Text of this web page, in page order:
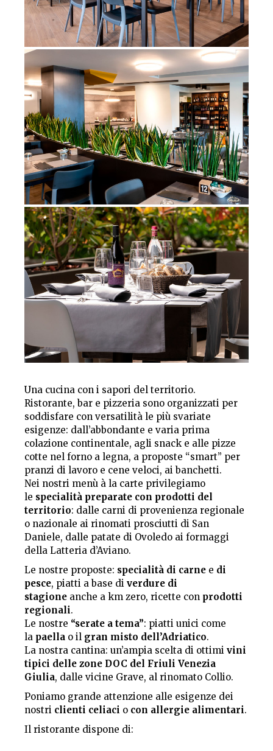
Una cucina con i sapori del territorio.
Ristorante, bar e pizzeria sono organizzati per
soddisfare con versatilità le più svariate
esigenze: dall’abbondante e varia prima
colazione continentale, agli snack e alle pizze
cotte nel forno a legna, a proposte “smart” per
pranzi di lavoro e cene veloci, ai banchetti.
Nei nostri menù à la carte privilegiamo
le specialità preparate con prodotti del
territorio: dalle carni di provenienza regionale
o nazionale ai rinomati prosciutti di San
Daniele, dalle patate di Ovoledo ai formaggi
della Latteria d’Aviano.
Le nostre proposte: specialità di carne e di
pesce, piatti a base di verdure di
stagione anche a km zero, ricette con prodotti
regionali.
Le nostre “serate a tema”: piatti unici come
la paella o il gran misto dell’Adriatico.
La nostra cantina: un’ampia scelta di ottimi vini
tipici delle zone DOC del Friuli Venezia
Giulia, dalle vicine Grave, al rinomato Collio.
Poniamo grande attenzione alle esigenze dei
nostri clienti celiaci o con allergie alimentari.
Il ristorante dispone di: